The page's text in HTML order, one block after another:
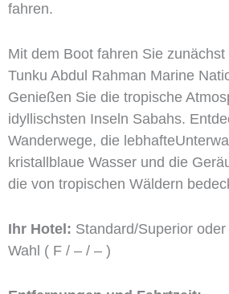
fahren.
Mit dem Boot fahren Sie
Tunku Abdul Rahman Marine
Genießen Sie die tropische
idyllischsten Inseln Sabahs.
Wanderwege, die
kristallblaue Wasser und die
die von tropischen Wäldern
Ihr Hotel: Standard/Superior
Wahl ( F / – / – )